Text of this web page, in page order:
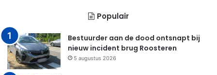
Populair
Bestuurder aan de dood ontsnapt bij
nieuw incident brug Roosteren
5 augustus 2026